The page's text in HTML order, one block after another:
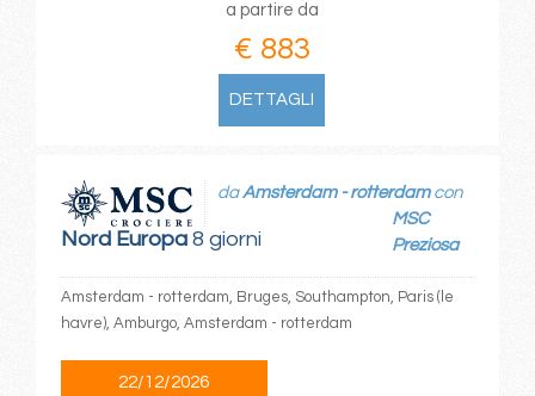
a partire da
€ 883
DETTAGLI
Nord Europa8 giorni
daAmsterdam - rotterdamcon
MSC
Preziosa
Amsterdam - rotterdam, Bruges, Southampton, Paris (le
havre), Amburgo, Amsterdam - rotterdam
22/12/2026